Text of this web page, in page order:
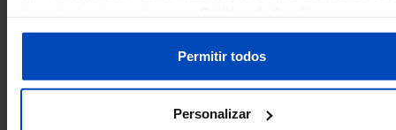
Permitir todos
Personalizar
2002
52.6
2005
51.2
Security Office in Portugal